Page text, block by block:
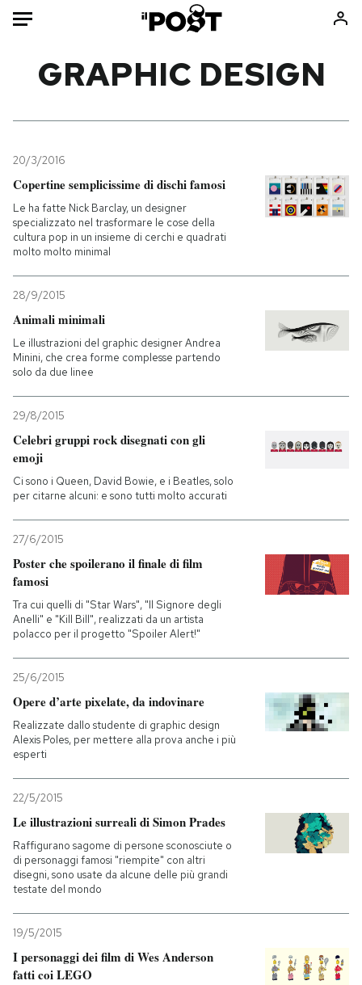
Mondo
Politica
Tecnologia
Internet
Scienza
Cultura
Economia
Sport
Consumismi
Ok Boomer!
Europa
Mondiali calcio 2026
PODCAST
NEWSLETTER
I MIEI PREFERITI
CALENDARIO
AREA PERSONALE
Entra
GRAPHIC DESIGN
20/3/2016
Copertine semplicissime di dischi famosi
Le ha fatte Nick Barclay, un designer
specializzato nel trasformare le cose della
cultura pop in un insieme di cerchi e quadrati
molto molto minimal
28/9/2015
Animali minimali
Le illustrazioni del graphic designer Andrea
Minini, che crea forme complesse partendo
solo da due linee
29/8/2015
Celebri gruppi rock disegnati con gli
emoji
Ci sono i Queen, David Bowie, e i Beatles, solo
per citarne alcuni: e sono tutti molto accurati
27/6/2015
Poster che spoilerano il finale di film
famosi
Tra cui quelli di "Star Wars", "Il Signore degli
Anelli" e "Kill Bill", realizzati da un artista
polacco per il progetto "Spoiler Alert!"
25/6/2015
Opere d’arte pixelate, da indovinare
Realizzate dallo studente di graphic design
Alexis Poles, per mettere alla prova anche i più
esperti
22/5/2015
Le illustrazioni surreali di Simon Prades
Raffigurano sagome di persone sconosciute o
di personaggi famosi "riempite" con altri
disegni, sono usate da alcune delle più grandi
testate del mondo
19/5/2015
I personaggi dei film di Wes Anderson
fatti coi LEGO